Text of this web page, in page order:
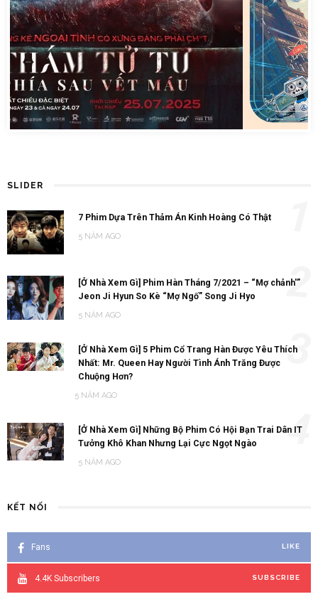
SLIDER
7 Phim Dựa Trên Thảm Án Kinh Hoàng Có Thật
5 NĂM AGO
[Ở Nhà Xem Gì] Phim Hàn Tháng 7/2021 – “Mợ chảnh'”
Jeon Ji Hyun So Kè “Mợ Ngố” Song Ji Hyo
5 NĂM AGO
2
[Ở Nhà Xem Gì] 5 Phim Cổ Trang Hàn Được Yêu Thích
Nhất: Mr. Queen Hay Người Tình Ánh Trăng Được
Chuộng Hơn?
5 NĂM AGO
3
[Ở Nhà Xem Gì] Những Bộ Phim Có Hội Bạn Trai Dân IT
Tưởng Khô Khan Nhưng Lại Cực Ngọt Ngào
5 NĂM AGO
4
KẾT NỐI
Fans LIKE
4.4K Subscribers SUBSCRIBE